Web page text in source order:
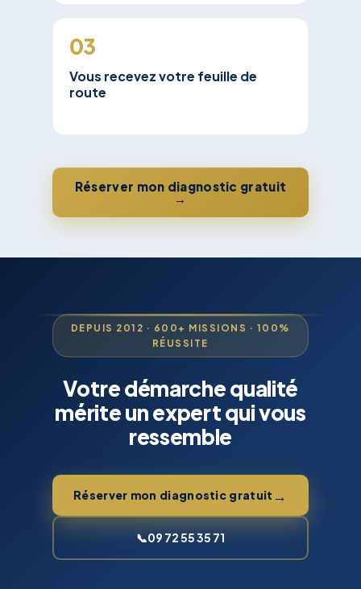
03
Vous recevez votre feuille de
route
Réserver mon diagnostic gratuit
→
DEPUIS 2012 · 600+ MISSIONS · 100%
RÉUSSITE
Votre démarche qualité
mérite un expert qui vous
ressemble
Réserver mon diagnostic gratuit →
📞09 72 55 35 71